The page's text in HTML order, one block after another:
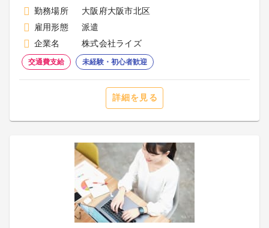
勤務場所
大阪府大阪市北区
雇用形態
派遣
企業名
株式会社ライズ
交通費支給 未経験・初心者歓迎
詳細を見る